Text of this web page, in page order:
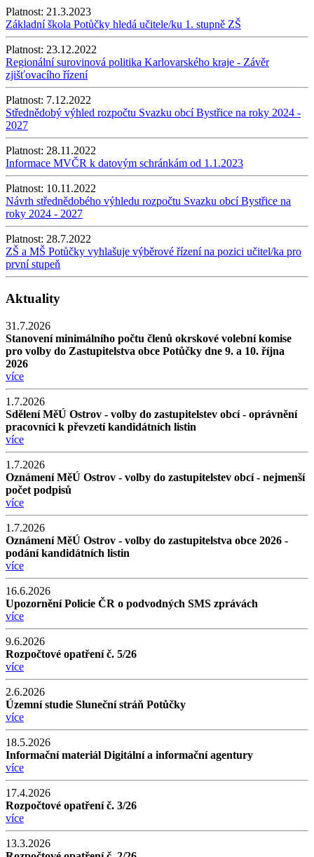
Platnost: 21.3.2023
Základní škola Potůčky hledá učitele/ku 1. stupně ZŠ
Platnost: 23.12.2022
Regionální surovinová politika Karlovarského kraje - Závěr
zjišťovacího řízení
Platnost: 7.12.2022
Střednědobý výhled rozpočtu Svazku obcí Bystřice na roky 2024 -
2027
Platnost: 28.11.2022
Informace MVČR k datovým schránkám od 1.1.2023
Platnost: 10.11.2022
Návrh střednědobého výhledu rozpočtu Svazku obcí Bystřice na
roky 2024 - 2027
Platnost: 28.7.2022
ZŠ a MŠ Potůčky vyhlašuje výběrové řízení na pozici učitel/ka pro
první stupeň
Aktuality
31.7.2026
Stanovení minimálního počtu členů okrskové volební komise
pro volby do Zastupitelstva obce Potůčky dne 9. a 10. října
2026
více
1.7.2026
Sdělení MěÚ Ostrov - volby do zastupitelstev obcí - oprávnění
pracovníci k převzetí kandidátních listin
více
1.7.2026
Oznámení MěÚ Ostrov - volby do zastupitelstev obcí - nejmenší
počet podpisů
více
1.7.2026
Oznámení MěÚ Ostrov - volby do zastupitelstva obce 2026 -
podání kandidátních listin
více
16.6.2026
Upozornění Policie ČR o podvodných SMS zprávách
více
9.6.2026
Rozpočtové opatření č. 5/26
více
2.6.2026
Územní studie Sluneční stráň Potůčky
více
18.5.2026
Informační materiál Digitální a informační agentury
více
17.4.2026
Rozpočtové opatření č. 3/26
více
13.3.2026